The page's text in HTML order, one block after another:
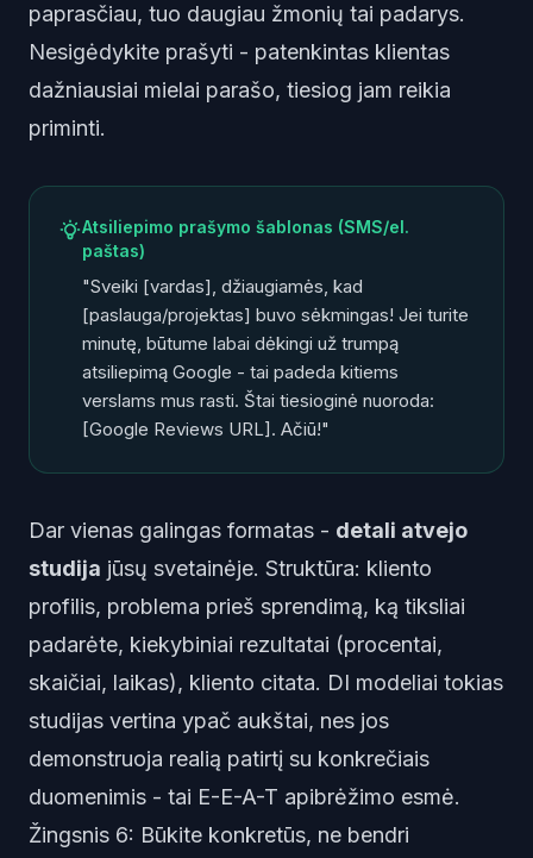
paprasčiau, tuo daugiau žmonių tai padarys.
Nesigėdykite prašyti - patenkintas klientas
dažniausiai mielai parašo, tiesiog jam reikia
priminti.
Atsiliepimo prašymo šablonas (SMS/el.
paštas)
"Sveiki [vardas], džiaugiamės, kad
[paslauga/projektas] buvo sėkmingas! Jei turite
minutę, būtume labai dėkingi už trumpą
atsiliepimą Google - tai padeda kitiems
verslams mus rasti. Štai tiesioginė nuoroda:
[Google Reviews URL]. Ačiū!"
Dar vienas galingas formatas - detali atvejo
studija jūsų svetainėje. Struktūra: kliento
profilis, problema prieš sprendimą, ką tiksliai
padarėte, kiekybiniai rezultatai (procentai,
skaičiai, laikas), kliento citata. DI modeliai tokias
studijas vertina ypač aukštai, nes jos
demonstruoja realią patirtį su konkrečiais
duomenimis - tai E-E-A-T apibrėžimo esmė.
Žingsnis 6: Būkite konkretūs, ne bendri